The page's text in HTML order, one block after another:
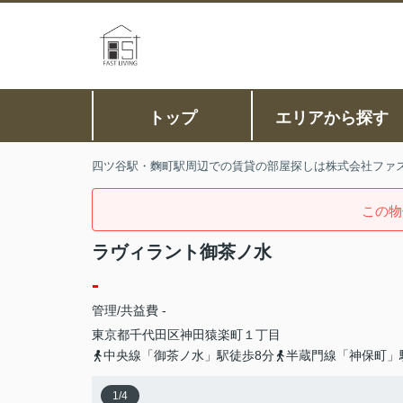
トップ エリアから探す
四ツ谷駅・麴町駅周辺での賃貸の部屋探しは株式会社ファ
この
ラヴィラント御茶ノ水
-
管理/共益費 -
東京都千代田区神田猿楽町 １丁目
中央線「御茶ノ水」駅徒歩8分
半蔵門線「神保町」
1/4